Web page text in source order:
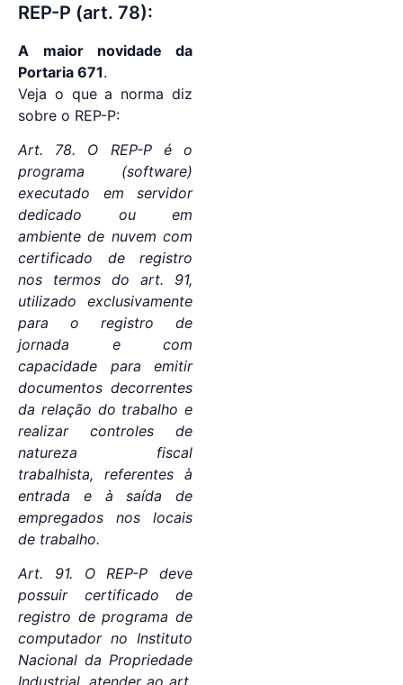
REP-P (art. 78):
A
maior novidade da
Portaria 671.
Veja o que a norma diz
sobre o REP-P:
Art. 78. O REP-P é o
programa (software)
executado em servidor
dedicado ou em
ambiente de nuvem com
certificado de registro
nos termos do art. 91,
utilizado exclusivamente
para o registro de
jornada e com
capacidade para emitir
documentos decorrentes
da relação do trabalho e
realizar controles de
natureza fiscal
trabalhista, referentes à
entrada e à saída de
empregados nos locais
de trabalho.
Art. 91. O REP-P deve
possuir certificado de
registro de programa de
computador no Instituto
Nacional da Propriedade